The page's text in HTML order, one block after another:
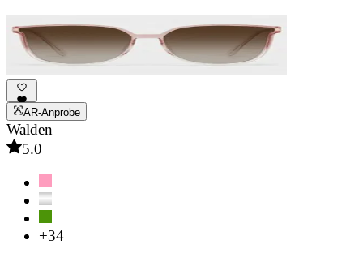
AR-Anprobe
Walden
5.0
+34